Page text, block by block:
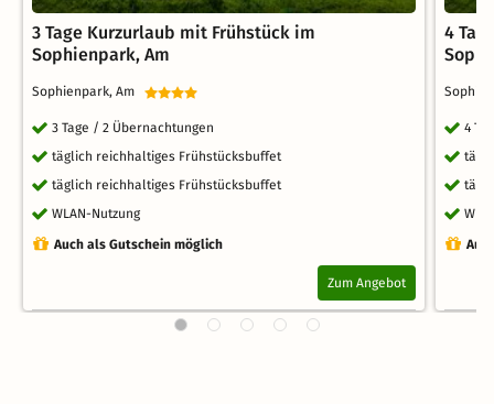
3 Tage Kurzurlaub mit Frühstück im
Sophienpark, Am
Sophienpark, Am
3 Tage / 2 Übernachtungen
täglich reichhaltiges Frühstücksbuffet
täglich reichhaltiges Frühstücksbuffet
WLAN-Nutzung
Auch als Gutschein möglich
Zum Angebot
4
4